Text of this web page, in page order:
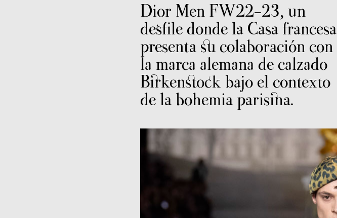
Dior Men FW22-23, un
desfile donde la Casa francesa
presenta su colaboración con
la marca alemana de calzado
Birkenstock bajo el contexto
de la bohemia parisina.